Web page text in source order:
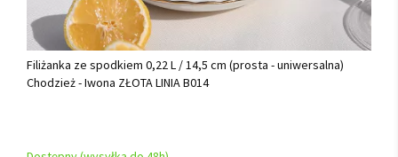
Filiżanka ze spodkiem 0,22 L / 14,5 cm (prosta - uniwersalna)
Chodzież - Iwona ZŁOTA LINIA B014